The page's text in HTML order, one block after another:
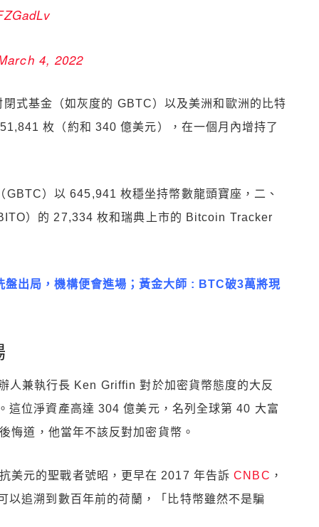
4, 2022
式基金（如灰度的 GBTC）以及美洲和歐洲的比特
枚（約和 340 億美元），在一個月內增持了
）以 645,941 枚穩坐持幣數龍頭寶座，二、
）的 27,334 枚和瑞典上市的 Bitcoin Tracker
出局，機構便會進場；黃金大師 : BTC破3萬將現
人兼執行長 Ken Griffin 對於加密貨幣態度的大反
這位淨資產高達 304 億美元，名列全球第 40 大富
悔道，他當年不該反對加密貨幣。
美元的聖戰者號昭，更早在 2017 年告訴 CNBC ，
以追溯到數百年前的荷蘭，「比特幣雖然不是騙